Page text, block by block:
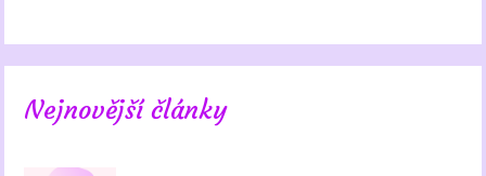
Nejnovější články